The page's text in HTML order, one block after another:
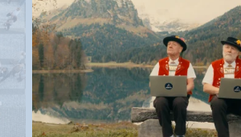
Anwil
Appenzell
Au SG
Baar
Baden
Balsthal